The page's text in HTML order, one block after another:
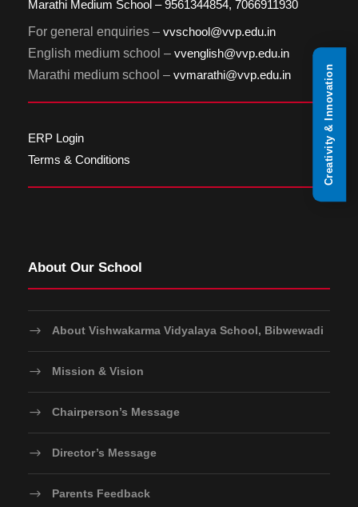
Marathi Medium School – 9561344854, 7066911930
For general enquiries – vvschool@vvp.edu.in
English medium school – vvenglish@vvp.edu.in
Marathi medium school – vvmarathi@vvp.edu.in
ERP Login
Terms & Conditions
About Our School
About Vishwakarma Vidyalaya School, Bibwewadi
Mission & Vision
Chairperson’s Message
Director’s Message
Parents Feedback
Creativity & Innovation